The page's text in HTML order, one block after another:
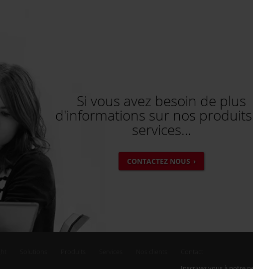
Si vous avez besoin de plus
d'informations sur nos
services…
CONTACTEZ NOUS